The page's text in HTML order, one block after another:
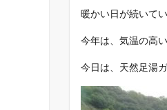
暖かい日が続いて
今年は、気温の高
今日は、天然足湯